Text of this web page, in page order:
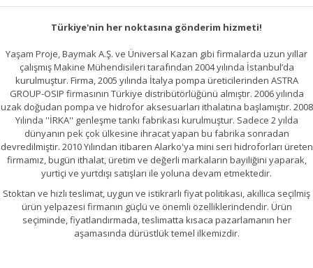
Türkiye'nin her noktasına gönderim hizmeti!
Yaşam Proje, Baymak A.Ş. ve Üniversal Kazan gibi firmalarda uzun yıllar
çalışmış Makine Mühendisileri tarafından 2004 yılında İstanbul’da
kurulmuştur. Firma, 2005 yılında İtalya pompa üreticilerinden ASTRA
GROUP-OSIP firmasının Türkiye distribütörlüğünü almıştır. 2006 yılında
uzak doğudan pompa ve hidrofor aksesuarları ithalatına başlamıştır. 2008
Yılında ''İRKA'' genleşme tankı fabrikası kurulmuştur. Sadece 2 yılda
dünyanın pek çok ülkesine ihracat yapan bu fabrika sonradan
devredilmiştir. 2010 Yılından itibaren Alarko'ya mini seri hidroforları üreten
firmamız, bugün ithalat, üretim ve değerli markaların bayiliğini yaparak,
yurtiçi ve yurtdışı satışları ile yoluna devam etmektedir.
Stoktan ve hızlı teslimat, uygun ve istikrarlı fiyat politikası, akıllıca seçilmiş
ürün yelpazesi firmanın güçlü ve önemli özelliklerindendir. Ürün
seçiminde, fiyatlandırmada, teslimatta kısaca pazarlamanın her
aşamasında dürüstlük temel ilkemizdir.